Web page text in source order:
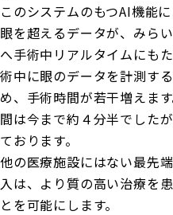
このシステムのもつAI機能
眼を超えるデータが、みら
へ手術中リアルタイムにもた
術中に眼のデータを計測す
め、手術時間が若干増えま
間は今まで約４分半でした
ております。
他の医療施設にはない最先
入は、より質の高い治療を
とを可能にします。